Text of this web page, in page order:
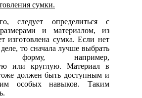
сумки.
следует определиться с
и материалом, из
изготовлена сумка. Если нет
то сначала лучше выбрать
форму, например,
или круглую. Материал в
должен быть доступным и
особых навыков. Таким